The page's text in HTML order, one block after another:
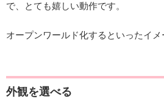
で、とても嬉しい動作です。
オープンワールド化するといったイメ
外観を選べる